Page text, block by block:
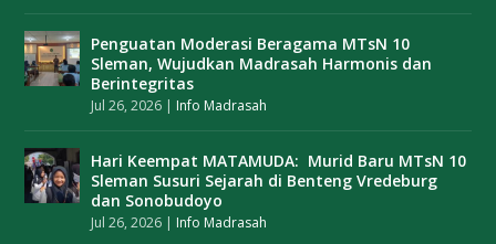
Penguatan Moderasi Beragama MTsN 10
Sleman, Wujudkan Madrasah Harmonis dan
Berintegritas
Jul 26, 2026 | Info Madrasah
Hari Keempat MATAMUDA: Murid Baru MTsN 10
Sleman Susuri Sejarah di Benteng Vredeburg
dan Sonobudoyo
Jul 26, 2026 | Info Madrasah